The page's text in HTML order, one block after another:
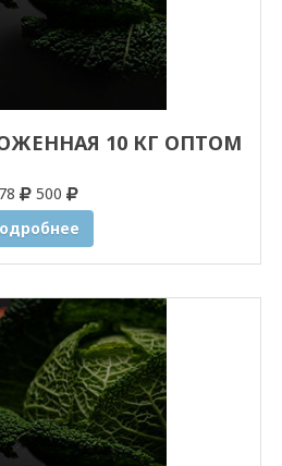
10 КГ ОПТОМ
500